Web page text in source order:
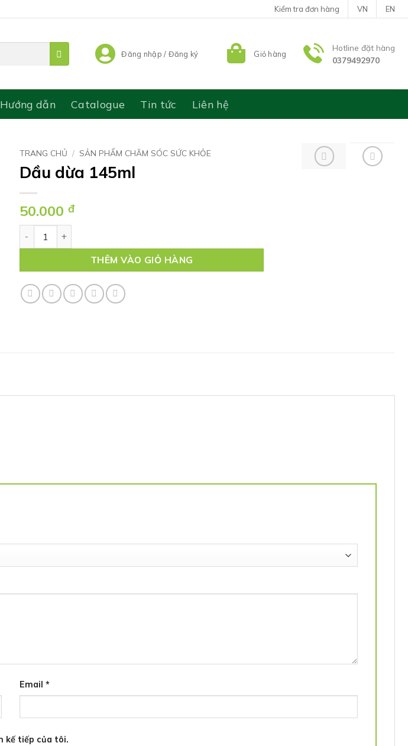
Kiểm tra đơn hàng VN EN
Đăng nhập / Đăng ký Giỏ hàng
Hotline đặt hàng
0379492970
Hướng dẫn Catalogue Tin tức Liên hệ
TRANG CHỦ / SẢN PHẨM CHĂM SÓC SỨC KHỎE
Dầu dừa 145ml
50.000 đ
THÊM VÀO GIỎ HÀNG
Email *
kế tiếp của tôi.